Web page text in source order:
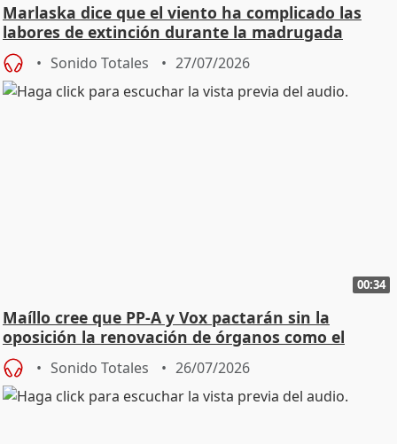
Marlaska dice que el viento ha complicado las
labores de extinción durante la madrugada
Sonido Totales 27/07/2026
00:34
Maíllo cree que PP-A y Vox pactarán sin la
oposición la renovación de órganos como el
Defensor
Sonido Totales 26/07/2026